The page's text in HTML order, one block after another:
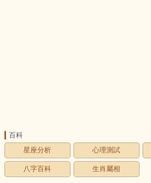
百科
星座分析
心理測試
八字百科 生肖屬相